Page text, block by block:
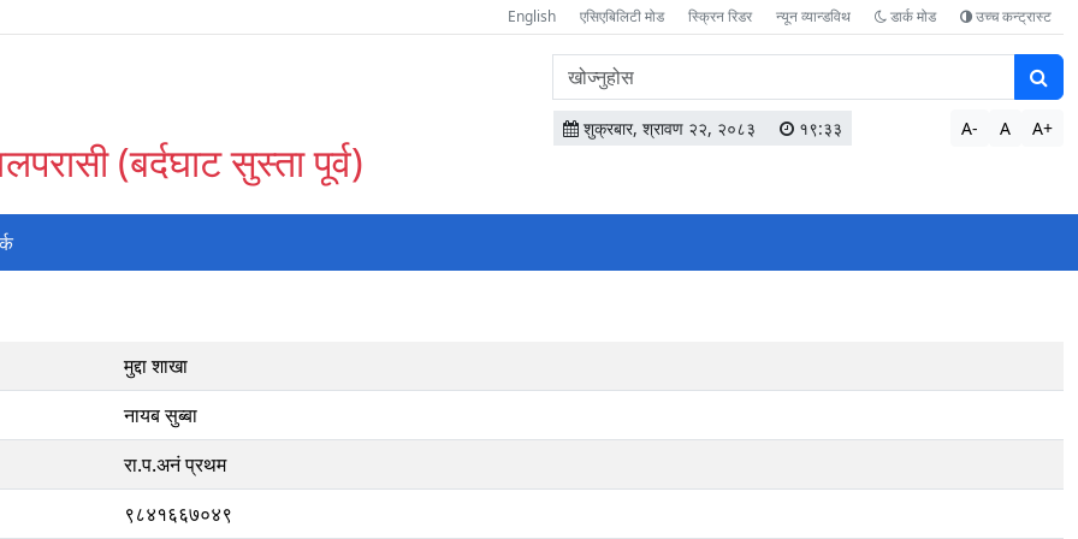
English एसिएबिलिटी मोड स्क्रिन रिडर न्यून व्यान्डविथ डार्क मोड उच्च कन्ट्रास्ट
(बर्दघाट सुस्ता पूर्व)
वेबसाइटमा
सामग्री
खोज्नुहोस
शुक्रबार, श्रावण २२, २०८३ १९:३३ A- A A+
मुद्दा शाखा
नायब सुब्बा
रा.प.अनं प्रथम
९८४१६६७०४९